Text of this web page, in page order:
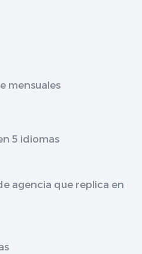
mensuales
5 idiomas
agencia que replica en